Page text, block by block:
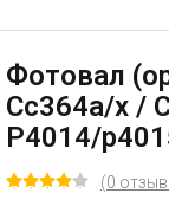
Фотовал
Cc364a/x /
P4014/
(0